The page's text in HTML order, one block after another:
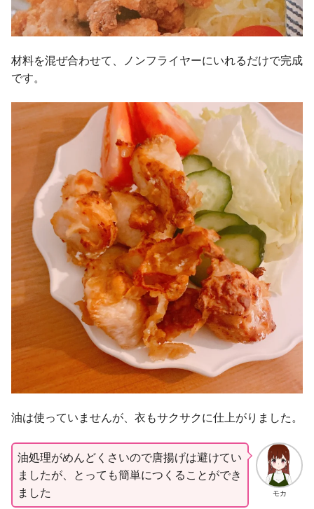
材料を混ぜ合わせて、ノンフライヤーにいれるだけで完成
です。
油は使っていませんが、衣もサクサクに仕上がりました。
モカ
油処理がめんどくさいので唐揚げは避けてい
ましたが、とっても簡単につくることができ
ました